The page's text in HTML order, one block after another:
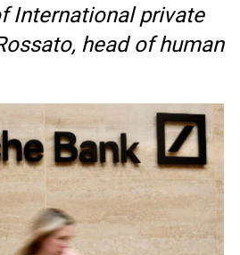
International private
head of human